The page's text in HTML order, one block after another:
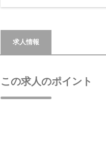
求人情報
この求人のポイント